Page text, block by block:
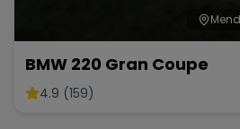
BMW 220 Gran Coupe
4.9 (159)